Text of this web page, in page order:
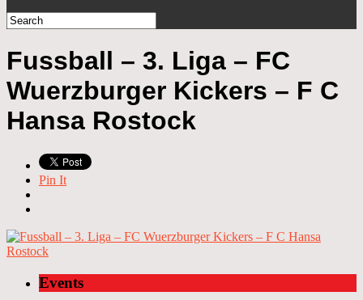
Fussball – 3. Liga – FC
Wuerzburger Kickers – F C
Hansa Rostock
Pin It
Events